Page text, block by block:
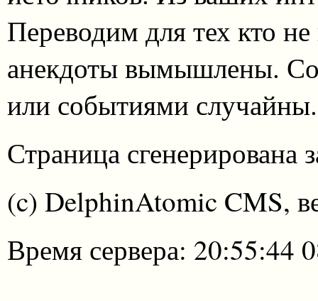
Переводим для тех кто
анекдоты вымышлены.
или событиями случайны.
Страница сгенерирована
(c) DelphinAtomic CMS,
Время сервера: 20:55:44